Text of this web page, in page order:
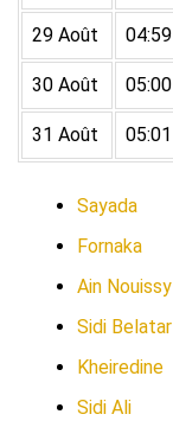
29 Août 04:59
30 Août 05:00
31 Août 05:01
Sayada
Fornaka
Ain Nouissy
Sidi Belatar
Kheiredine
Sidi Ali